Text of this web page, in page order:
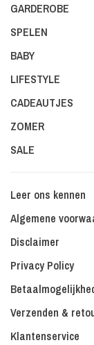
GARDEROBE
SPELEN
BABY
LIFESTYLE
CADEAUTJES
ZOMER
SALE
Leer ons kennen
Algemene
Disclaimer
Privacy Policy
Verzenden &
Klantenservice